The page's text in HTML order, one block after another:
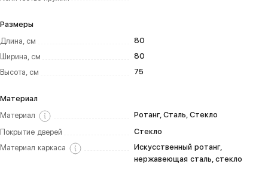
Размеры
Длина, см
80
Ширина, см
80
Высота, см
75
Материал
Материал
Ротанг, Сталь, Стекло
Покрытие дверей
Стекло
Материал каркаса
Искусственный ротанг,
нержавеющая сталь, стекло